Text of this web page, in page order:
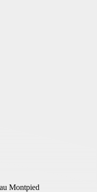
Montpied